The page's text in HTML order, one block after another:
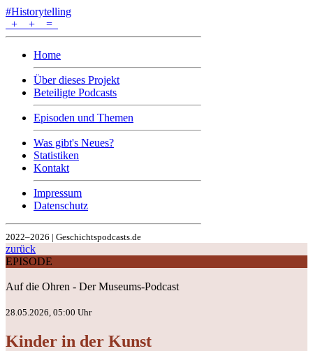
#Historytelling
+
+ =
Home
Über dieses Projekt
Beteiligte Podcasts
Episoden und Themen
Was gibt's Neues?
Statistiken
Kontakt
Impressum
Datenschutz
2022–2026 | Geschichtspodcasts.de
zurück
EPISODE
Auf die Ohren - Der Museums-Podcast
28.05.2026, 05:00 Uhr
Kinder in der Kunst